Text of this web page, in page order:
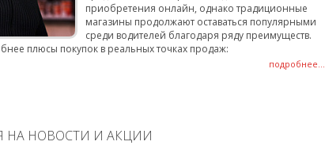
приобретения онлайн, однако традиционные
магазины продолжают оставаться популярными
среди водителей благодаря ряду преимуществ.
плюсы покупок в реальных точках продаж:
подробнее...
НА НОВОСТИ И АКЦИИ